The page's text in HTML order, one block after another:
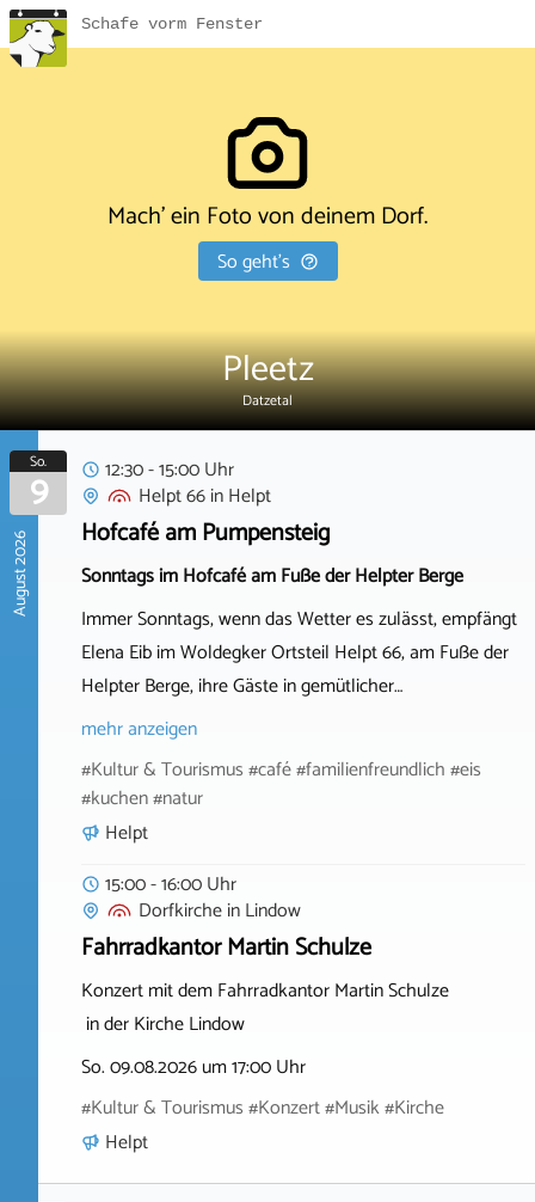
Schafe vorm Fenster
Mach' ein Foto von deinem Dorf.
So geht's
Pleetz
Datzetal
August 2026
So.
9
12:30 - 15:00 Uhr
Helpt 66inHelpt
Hofcafé am Pumpensteig
Sonntags im Hofcafé am Fuße der Helpter Berge
Immer Sonntags, wenn das Wetter es zulässt, empfängt
Elena Eib im Woldegker Ortsteil Helpt 66, am Fuße der
Helpter Berge, ihre Gäste in gemütlicher…
mehr anzeigen
#Kultur & Tourismus #café #familienfreundlich #eis
#kuchen #natur
Helpt
15:00 - 16:00 Uhr
DorfkircheinLindow
Fahrradkantor Martin Schulze
Konzert mit dem Fahrradkantor Martin Schulze
in der Kirche Lindow
So. 09.08.2026 um 17:00 Uhr
#Kultur & Tourismus #Konzert #Musik #Kirche
Helpt